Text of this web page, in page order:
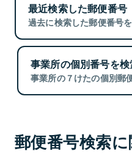
最近検索した郵便番号
過去に検索した郵便番号
事業所の個別番号を検
事業所の７けたの個別郵
郵便番号検索